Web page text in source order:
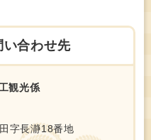
い合わせ先
観光係
字長瀞18番地